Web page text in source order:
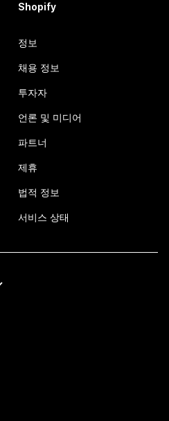
Shopify
정보
채용 정보
투자자
언론 및 미디어
파트너
제휴
법적 정보
서비스 상태